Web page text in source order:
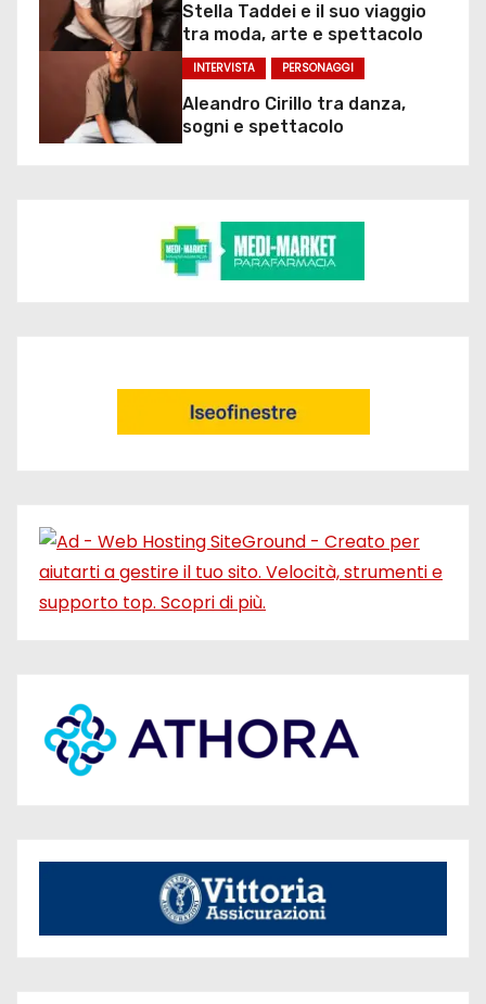
Stella Taddei e il suo viaggio
tra moda, arte e spettacolo
INTERVISTA PERSONAGGI
Aleandro Cirillo tra danza,
sogni e spettacolo